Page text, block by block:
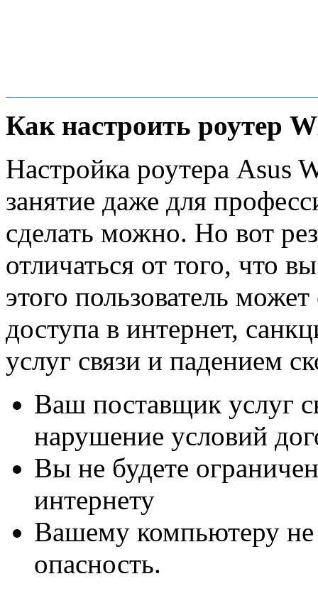
Как настроить роутер
Настройка роутера Asus
занятие даже для
сделать можно. Но вот
отличаться от того, что
этого пользователь
доступа в интернет,
услуг связи и падением
Ваш поставщик услуг
нарушение условий
Вы не будете
интернету
Вашему компьютеру не
опасность.